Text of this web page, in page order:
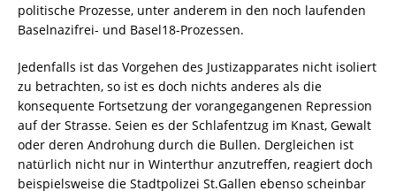
politische Prozesse, unter anderem in den noch laufenden
Baselnazifrei- und Basel18-Prozessen.
Jedenfalls ist das Vorgehen des Justizapparates nicht isoliert
zu betrachten, so ist es doch nichts anderes als die
konsequente Fortsetzung der vorangegangenen Repression
auf der Strasse. Seien es der Schlafentzug im Knast, Gewalt
oder deren Androhung durch die Bullen. Dergleichen ist
natürlich nicht nur in Winterthur anzutreffen, reagiert doch
beispielsweise die Stadtpolizei St.Gallen ebenso scheinbar